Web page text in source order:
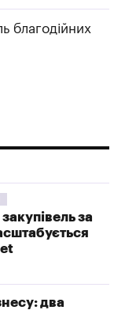
благодійних
за
два